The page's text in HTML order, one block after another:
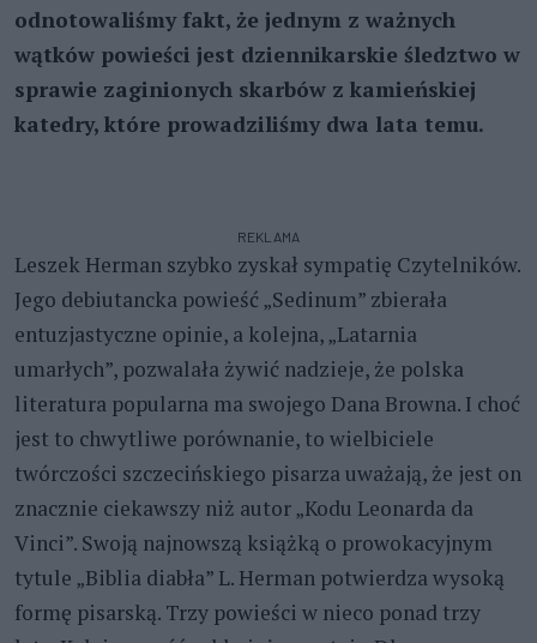
odnotowaliśmy fakt, że jednym z ważnych
wątków powieści jest dziennikarskie śledztwo w
sprawie zaginionych skarbów z kamieńskiej
katedry, które prowadziliśmy dwa lata temu.
REKLAMA
Leszek Herman szybko zyskał sympatię Czytelników.
Jego debiutancka powieść „Sedinum” zbierała
entuzjastyczne opinie, a kolejna, „Latarnia
umarłych”, pozwalała żywić nadzieje, że polska
literatura popularna ma swojego Dana Browna. I choć
jest to chwytliwe porównanie, to wielbiciele
twórczości szczecińskiego pisarza uważają, że jest on
znacznie ciekawszy niż autor „Kodu Leonarda da
Vinci”. Swoją najnowszą książką o prowokacyjnym
tytule „Biblia diabła” L. Herman potwierdza wysoką
formę pisarską. Trzy powieści w nieco ponad trzy